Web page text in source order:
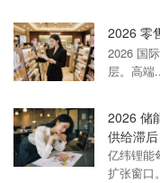
2026 零
2026 国
层。高端
2026 储
供给滞后
亿纬锂能
扩张窗口